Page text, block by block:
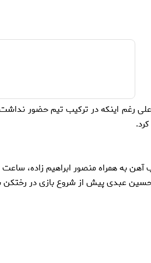
رغم اینکه در ترکیب تیم حضور
به همراه منصور ابراهیم زاده، ساعت ۱۴ وارد زمین شدند.
بازی در رختکن به مدت ۱۰ دقیقه نکات فنی را مرور کرده و موارد ویژه را به